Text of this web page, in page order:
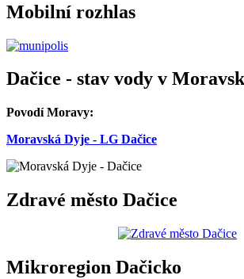
Mobilní rozhlas
Dačice - stav vody v
Povodí Moravy:
Moravská Dyje - LG Dačice
Zdravé město Dačice
Mikroregion Dačicko